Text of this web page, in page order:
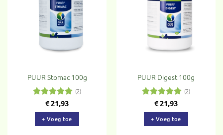
Toevoegen
aan
verlanglijst
PUUR Stomac 100g
Gewaardeerd
5uit 5
(2)
€21,93
+ Voeg toe
Toevoegen
aan
verlanglijst
PUUR Digest 100g
Gewaardeerd
5uit 5
(2)
€21,93
+ Voeg toe